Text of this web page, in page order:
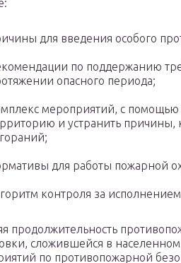
для введения особого
по поддержанию
опасного периода;
мероприятий, с помощью
и устранить причины,
для работы пожарной
контроля за
продолжительность
сложившейся в
по противопожарной